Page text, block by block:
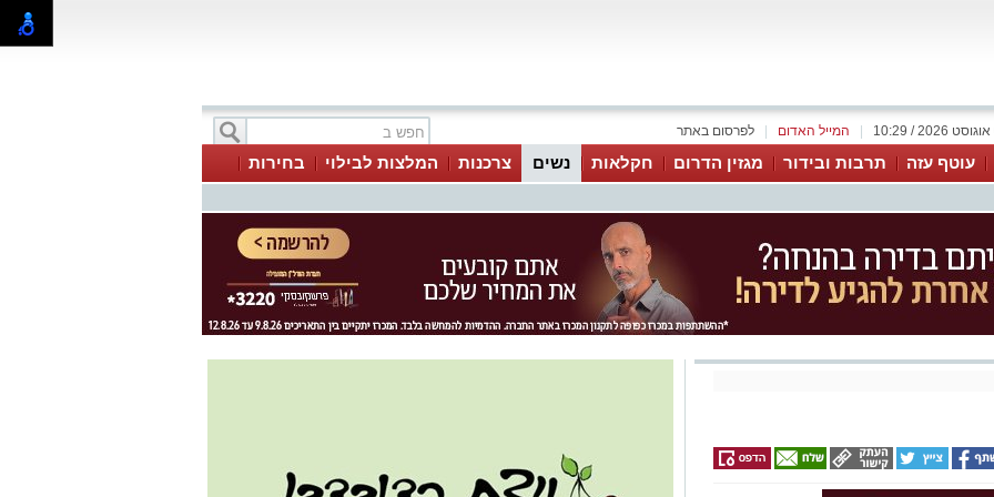
לפרסום באתר המייל האדום
עוטף עזה תרבות ובידור מגזין הדרום חקלאות נשים צרכנות המלצות לבילוי
בחירות